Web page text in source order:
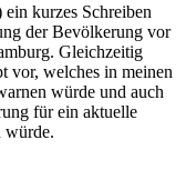
kurzes Schreiben
der Bevölkerung vor
Gleichzeitig
vor, welches in meinen
würde und auch
für ein aktuelle
würde.